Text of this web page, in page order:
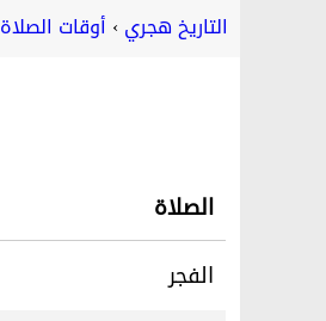
التاريخ هجري أوقات الصلاة
الصلاة
الفجر